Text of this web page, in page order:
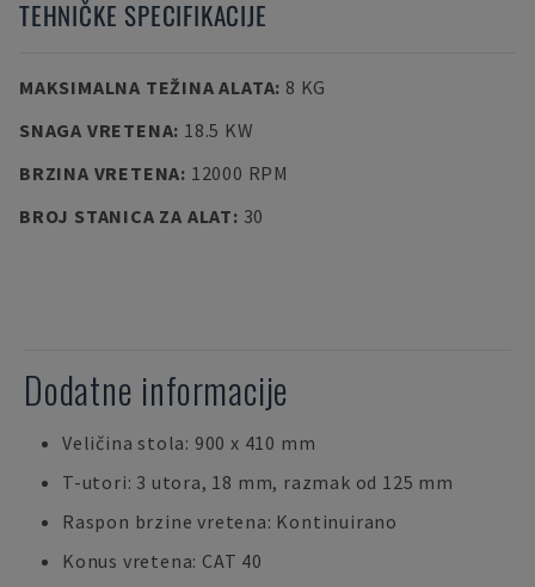
TEHNIČKE SPECIFIKACIJE
MAKSIMALNA TEŽINA ALATA: 8 KG
SNAGA VRETENA: 18.5 KW
BRZINA VRETENA: 12000 RPM
BROJ STANICA ZA ALAT: 30
Dodatne informacije
Veličina stola: 900 x 410 mm
T-utori: 3 utora, 18 mm, razmak od 125 mm
Raspon brzine vretena: Kontinuirano
Konus vretena: CAT 40